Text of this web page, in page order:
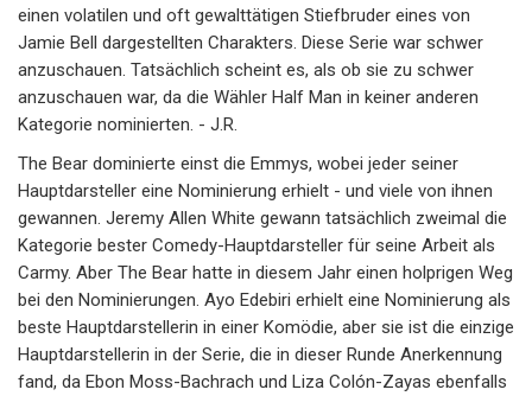
einen volatilen und oft gewalttätigen Stiefbruder eines von
Jamie Bell dargestellten Charakters. Diese Serie war schwer
anzuschauen. Tatsächlich scheint es, als ob sie zu schwer
anzuschauen war, da die Wähler Half Man in keiner anderen
Kategorie nominierten. - J.R.
The Bear dominierte einst die Emmys, wobei jeder seiner
Hauptdarsteller eine Nominierung erhielt - und viele von ihnen
gewannen. Jeremy Allen White gewann tatsächlich zweimal die
Kategorie bester Comedy-Hauptdarsteller für seine Arbeit als
Carmy. Aber The Bear hatte in diesem Jahr einen holprigen Weg
bei den Nominierungen. Ayo Edebiri erhielt eine Nominierung als
beste Hauptdarstellerin in einer Komödie, aber sie ist die einzige
Hauptdarstellerin in der Serie, die in dieser Runde Anerkennung
fand, da Ebon Moss-Bachrach und Liza Colón-Zayas ebenfalls